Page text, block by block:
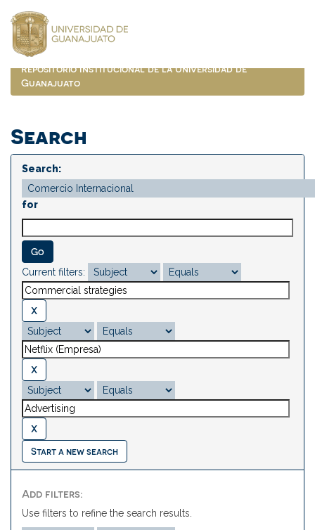
navigation
Repositorio Institucional de la Universidad de
Guanajuato
Search
Search:
for
Current filters:
Start a new search
Add filters:
Use filters to refine the search results.